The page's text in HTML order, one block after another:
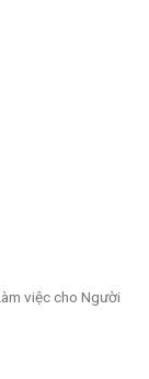
việc cho Người